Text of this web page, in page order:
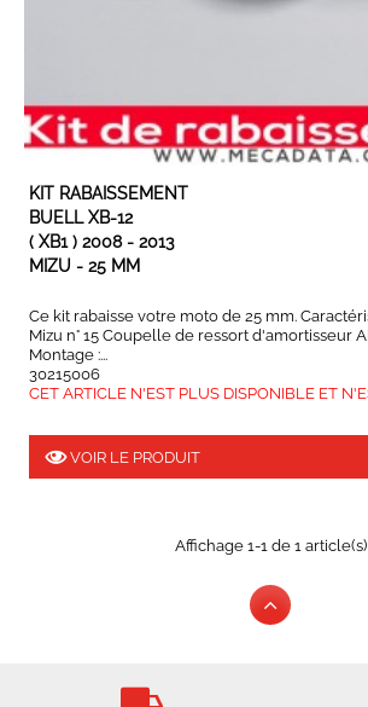
KIT RABAISSEMENT
BUELL XB-12
( XB1 ) 2008 - 2013
MIZU - 25 MM
Ce kit rabaisse votre moto de 25 mm.
Mizu n° 15 Coupelle de ressort d'amortisseur
Montage :...
30215006
CET ARTICLE N'EST PLUS DISPONIBLE ET
VOIR LE PRODUIT
Affichage 1-1 de 1 article(s)